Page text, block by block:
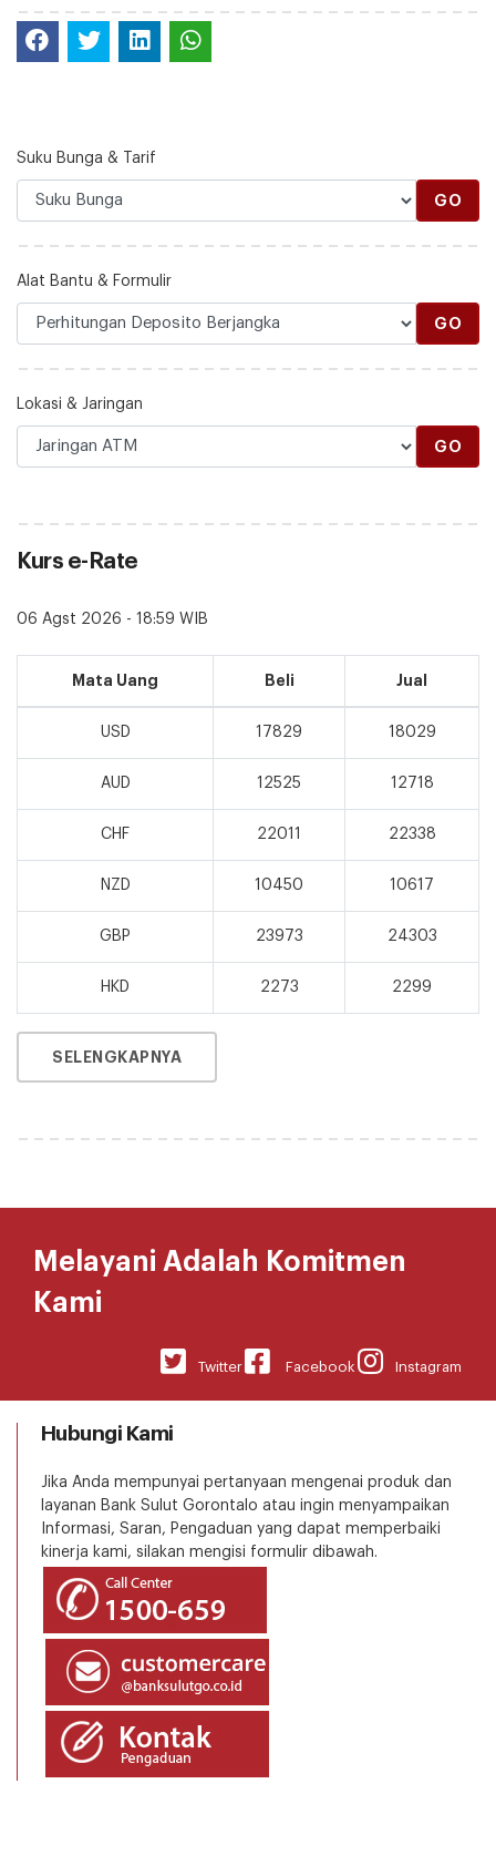
Suku Bunga & Tarif
GO
Alat Bantu & Formulir
GO
Lokasi & Jaringan
GO
Kurs e-Rate
06 Agst 2026 - 18:59 WIB
Mata Uang Beli Jual
USD 17829 18029
AUD 12525 12718
CHF 22011 22338
NZD 10450 10617
GBP 23973 24303
HKD 2273 2299
SELENGKAPNYA
Melayani Adalah Komitmen
Kami
Instagram
Facebook
Twitter
Hubungi Kami
Jika Anda mempunyai pertanyaan mengenai produk dan
layanan Bank Sulut Gorontalo atau ingin menyampaikan
Informasi, Saran, Pengaduan yang dapat memperbaiki
kinerja kami, silakan mengisi formulir dibawah.